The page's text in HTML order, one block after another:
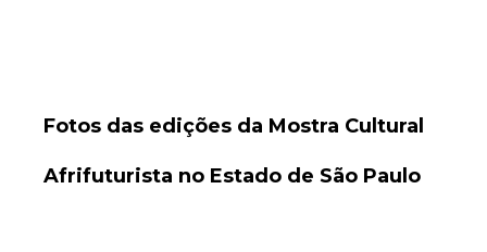
Fotos das edições da Mostra Cultural
Afrifuturista no Estado de São Paulo